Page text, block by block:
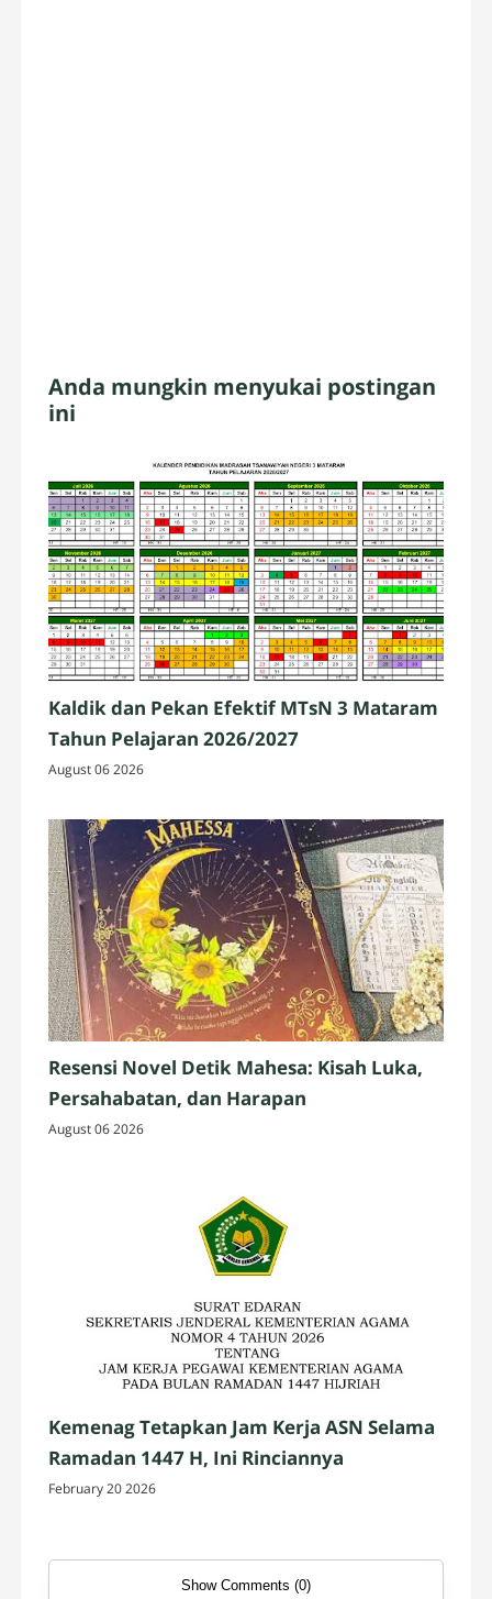
Anda mungkin menyukai postingan
ini
Kaldik dan Pekan Efektif MTsN 3 Mataram
Tahun Pelajaran 2026/2027
August 06 2026
Resensi Novel Detik Mahesa: Kisah Luka,
Persahabatan, dan Harapan
August 06 2026
Kemenag Tetapkan Jam Kerja ASN Selama
Ramadan 1447 H, Ini Rinciannya
February 20 2026
Show Comments (0)